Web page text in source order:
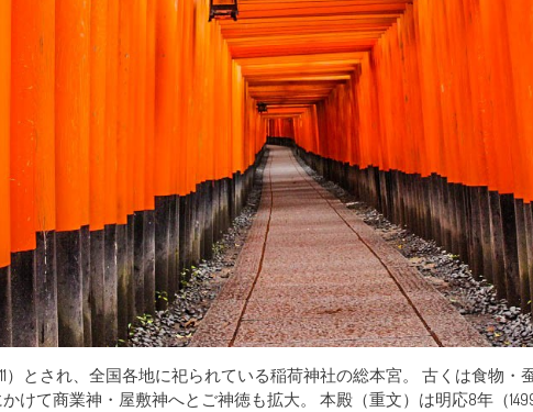
）とされ、全国各地に祀られている稲荷神社の総本宮。 古くは食物・
けて商業神・屋敷神へとご神徳も拡大。 本殿（重文）は明応8年（